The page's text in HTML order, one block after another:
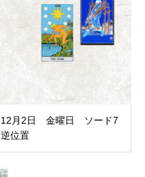
12月2日 金曜日 ソード7
逆位置